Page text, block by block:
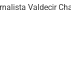
Valdecir